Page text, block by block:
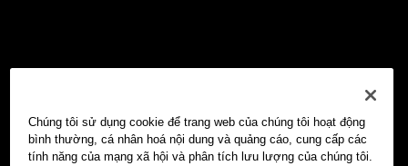
Chúng tôi sử dụng cookie để trang web của chúng tôi hoạt động
bình thường, cá nhân hoá nội dung và quảng cáo, cung cấp các
tính năng của mạng xã hội và phân tích lưu lượng của chúng tôi.